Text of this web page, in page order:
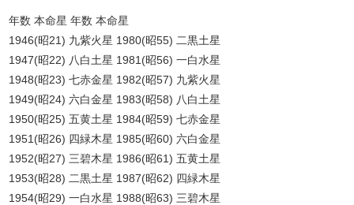
年数 本命星 年数 本命星
1946(昭21) 九紫火星 1980(昭55) 二黒土星
1947(昭22) 八白土星 1981(昭56) 一白水星
1948(昭23) 七赤金星 1982(昭57) 九紫火星
1949(昭24) 六白金星 1983(昭58) 八白土星
1950(昭25) 五黄土星 1984(昭59) 七赤金星
1951(昭26) 四緑木星 1985(昭60) 六白金星
1952(昭27) 三碧木星 1986(昭61) 五黄土星
1953(昭28) 二黒土星 1987(昭62) 四緑木星
1954(昭29) 一白水星 1988(昭63) 三碧木星